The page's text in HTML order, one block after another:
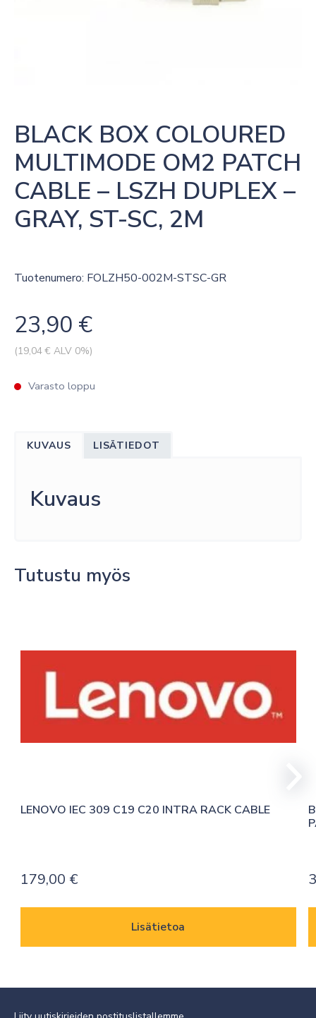
BLACK BOX COLOURED
MULTIMODE OM2 PATCH
CABLE – LSZH DUPLEX –
GRAY, ST-SC, 2M
Tuotenumero: FOLZH50-002M-STSC-GR
23,90 €
(19,04€ ALV 0%)
Varasto loppu
KUVAUS LISÄTIEDOT
Kuvaus
Tutustu myös
LENOVO IEC 309 C19 C20 INTRA RACK CABLE
179,00 €
Lisätietoa